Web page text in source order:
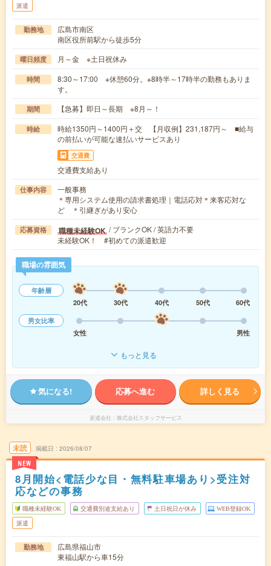
派遣
勤務地
広島市南区
南区役所前駅から徒歩5分
曜日頻度 月～金 ※土日祝休み
時間
8:30～17:00 ※休憩60分。※8時半～17時半の勤務もありま
す。
期間 【急募】即日～長期 ※8月～！
時給
時給1350円～1400円＋交 【月収例】231,187円～ ■給与
の前払いが可能な速払いサービスあり
交通費
交通費支給あり
仕事内容
一般事務
＊専用システム使用の請求書処理｜電話応対＊来客応対な
ど ＊引継ぎがあり安心
応募資格 職種未経験OK / ブランクOK / 英語力不要
未経験OK！ #初めての派遣歓迎
職場の雰囲気
年齢層
20代
30代 40代 50代
60代
男女比率
女性
男性
もっと見る
気になる! 応募へ進む 詳しく見る
派遣会社 株式会社スタッフサービス
未読
NEW
掲載日 2026/08/07
8月開始<電話少な目・無料駐車場あり>受注対
応などの事務
職種未経験OK 交通費別途支給あり 土日祝日が休み WEB登録OK
派遣
勤務地
広島県福山市
東福山駅から車15分